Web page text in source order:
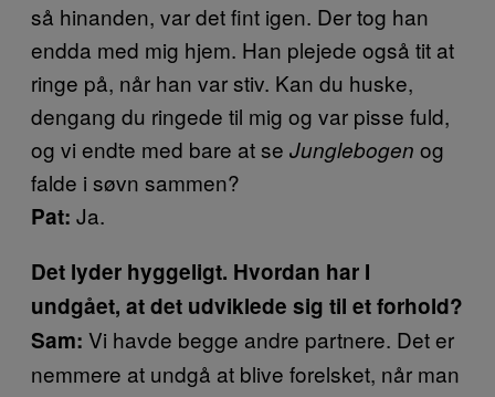
så hinanden, var det fint igen. Der tog han
endda med mig hjem. Han plejede også tit at
ringe på, når han var stiv. Kan du huske,
dengang du ringede til mig og var pisse fuld,
og vi endte med bare at se Junglebogen og
falde i søvn sammen?
Pat: Ja.
Det lyder hyggeligt. Hvordan har I
undgået, at det udviklede sig til et forhold?
Sam: Vi havde begge andre partnere. Det er
nemmere at undgå at blive forelsket, når man